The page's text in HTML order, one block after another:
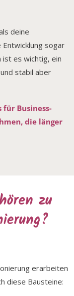
deine
sogar
es wichtig, ein
stabil aber
Business-
die länger
zu
erarbeiten
diese Bausteine: